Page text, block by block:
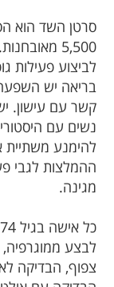
סרטן השד הוא
5,500 מאובחנות. אחוז אחד – גברים.
לביצוע פעילות
בריאה יש
קשר עם עישון.
נשים עם
להימנע משתיית
ההמלצות לגבי
מגינה.
לבצע
צפוף, הבדיקה